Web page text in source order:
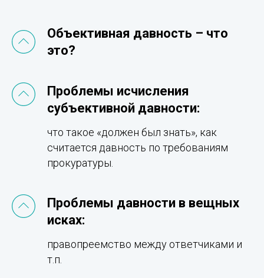
Объективная давность – что
это?
Проблемы исчисления
субъективной давности:
что такое «должен был знать», как
считается давность по требованиям
прокуратуры.
Проблемы давности в вещных
исках:
правопреемство между ответчиками и
т.п.